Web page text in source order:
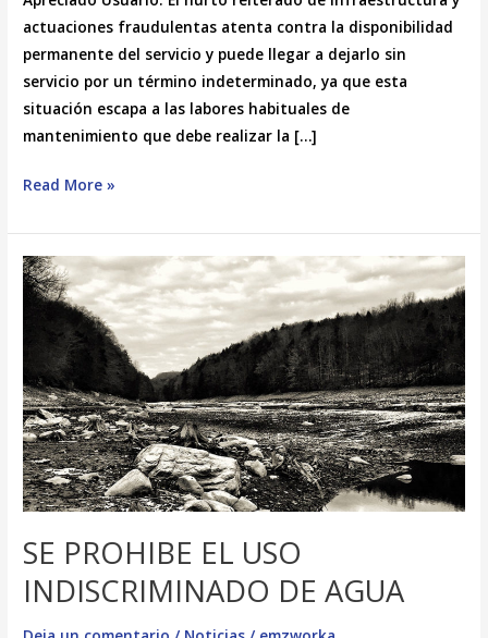
actuaciones fraudulentas atenta contra la disponibilidad
permanente del servicio y puede llegar a dejarlo sin
servicio por un término indeterminado, ya que esta
situación escapa a las labores habituales de
mantenimiento que debe realizar la […]
Read More »
SE PROHIBE EL USO
INDISCRIMINADO DE AGUA
SE
PROHIBE
USO
INDISCRIMINADO
DE
AGUA